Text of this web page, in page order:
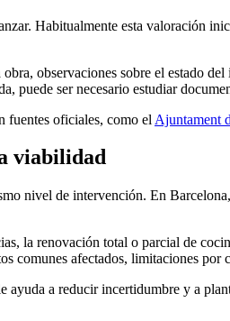
Habitualmente esta valoración
observaciones sobre el estado
puede ser necesario estudiar
fuentes oficiales, como el Ajuntament
viabilidad
nivel de intervención. En
la renovación total o parcial de
comunes afectados, limitaciones
ayuda a reducir incertidumbre y a